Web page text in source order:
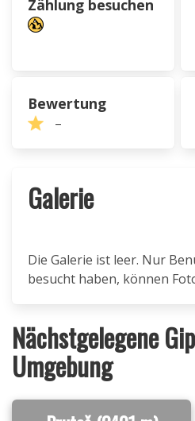
Zählung besuchen
Bewertung
–
Galerie
Die Galerie ist leer. Nur
besucht haben, können
Nächstgelegene
Umgebung